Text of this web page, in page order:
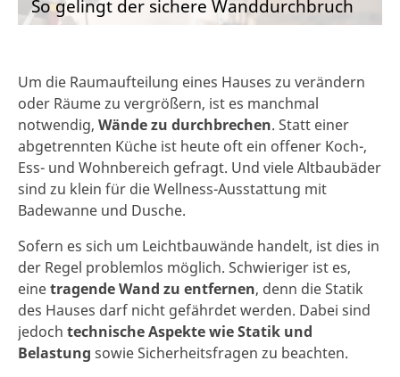
So gelingt der sichere Wanddurchbruch
Um die Raumaufteilung eines Hauses zu verändern
oder Räume zu vergrößern, ist es manchmal
notwendig, Wände zu durchbrechen. Statt einer
abgetrennten Küche ist heute oft ein offener Koch-,
Ess- und Wohnbereich gefragt. Und viele Altbaubäder
sind zu klein für die Wellness-Ausstattung mit
Badewanne und Dusche.
Sofern es sich um Leichtbauwände handelt, ist dies in
der Regel problemlos möglich. Schwieriger ist es,
einetragende Wand zu entfernen, denn die Statik
des Hauses darf nicht gefährdet werden. Dabei sind
jedoch technische Aspekte wie Statik und
Belastung sowie Sicherheitsfragen zu beachten.